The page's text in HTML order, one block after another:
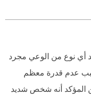
أي نوع من الوعي مجرد
عدم قدرة معظم
المؤكد أنه شخص شديد